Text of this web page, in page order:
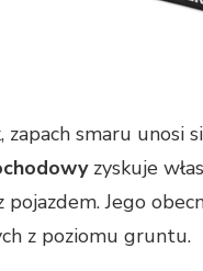
smaru unosi
zyskuje
pojazdem. Jego
z poziomu gruntu.